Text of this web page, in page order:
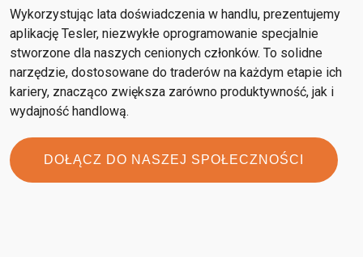
Wykorzystując lata doświadczenia w handlu, prezentujemy
aplikację Tesler, niezwykłe oprogramowanie specjalnie
stworzone dla naszych cenionych członków. To solidne
narzędzie, dostosowane do traderów na każdym etapie ich
kariery, znacząco zwiększa zarówno produktywność, jak i
wydajność handlową.
DOŁĄCZ DO NASZEJ SPOŁECZNOŚCI